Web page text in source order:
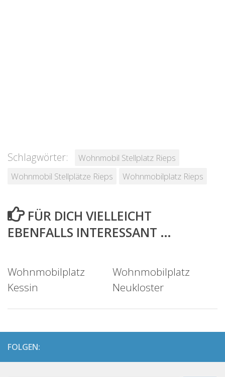
Schlagwörter:
Wohnmobil Stellplatz Rieps
Wohnmobil Stellplätze Rieps
Wohnmobilplatz Rieps
FÜR DICH VIELLEICHT
EBENFALLS INTERESSANT …
Wohnmobilplatz
Kessin
Wohnmobilplatz
Neukloster
FOLGEN: